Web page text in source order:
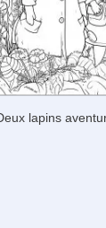
lapins